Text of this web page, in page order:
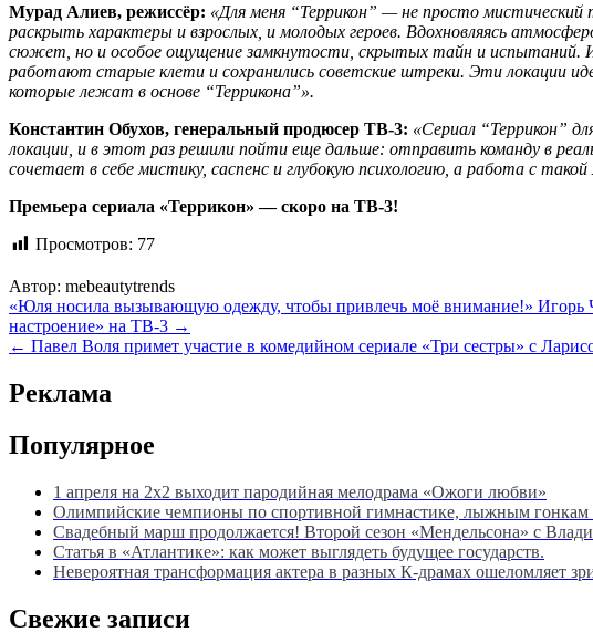
Мурад Алиев, режиссёр: «Для меня “Террикон” — не просто мистический
раскрыть характеры и взрослых, и молодых героев. Вдохновляясь
сюжет, но и особое ощущение замкнутости, скрытых тайн и испытаний.
работают старые клети и сохранились советские штреки. Эти локации
которые лежат в основе “Террикона”».
Константин Обухов, генеральный продюсер ТВ-3: «Сериал “Террикон”
локации, и в этот раз решили пойти еще дальше: отправить команду в
сочетает в себе мистику, саспенс и глубокую психологию, а работа с
Премьера сериала «Террикон» — скоро на ТВ-3!
Просмотров: 77
Автор: mebeautytrends
Навигация
по
«Юля носила вызывающую одежду, чтобы привлечь моё внимание!»
настроение» на ТВ-3 →
← Павел Воля примет участие в комедийном сериале «Три сестры» с
Реклама
Популярное
1 апреля на 2х2 выходит пародийная мелодрама «Ожоги любви»
Олимпийские чемпионы по спортивной гимнастике, лыжным гонкам
Свадебный марш продолжается! Второй сезон «Мендельсона» с
Статья в «Атлантике»: как может выглядеть будущее государств.
Невероятная трансформация актера в разных К-драмах ошеломляет
Свежие записи